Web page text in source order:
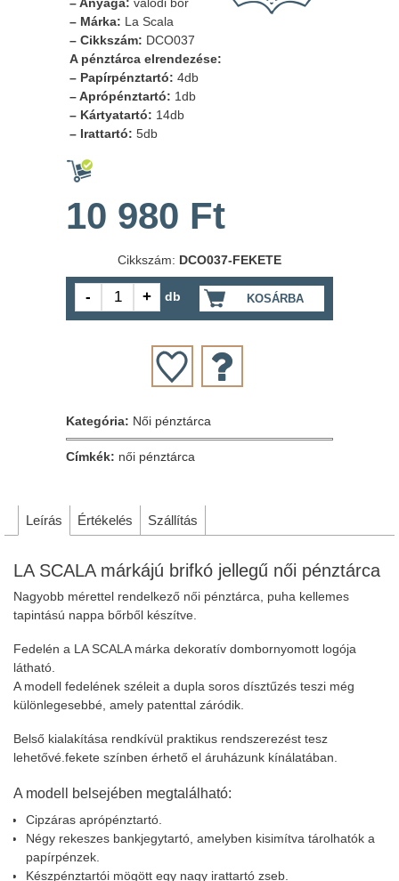
– Márka: La Scala
– Cikkszám: DCO037
A pénztárca elrendezése:
– Papírpénztartó: 4db
– Aprópénztartó: 1db
– Kártyatartó: 14db
– Irattartó: 5db
10 980 Ft
Cikkszám: DCO037-FEKETE
KOSÁRBA
db
Kategória: Női pénztárca
Címkék: női pénztárca
Leírás Értékelés Szállítás
LA SCALA márkájú brifkó jellegű női pénztárca
Nagyobb mérettel rendelkező női pénztárca, puha kellemes
tapintású nappa bőrből készítve.
Fedelén a LA SCALA márka dekoratív dombornyomott logója
látható.
A modell fedelének széleit a dupla soros dísztűzés teszi még
különlegesebbé, amely patenttal záródik.
Belső kialakítása rendkívül praktikus rendszerezést tesz
lehetővé.fekete színben érhető el áruházunk kínálatában.
A modell belsejében megtalálható:
Cipzáras aprópénztartó.
Négy rekeszes bankjegytartó, amelyben kisimítva tárolhatók a
papírpénzek.
Készpénztartói mögött egy nagy irattartó zseb.